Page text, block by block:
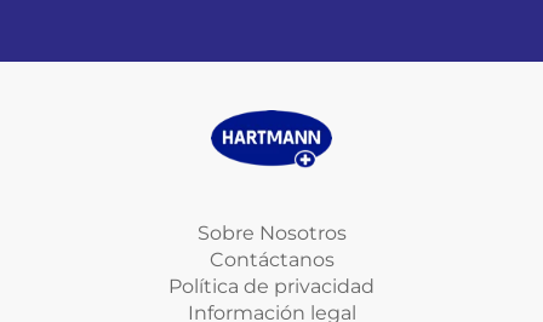
Sobre Nosotros
Contáctanos
Política de privacidad
Información legal